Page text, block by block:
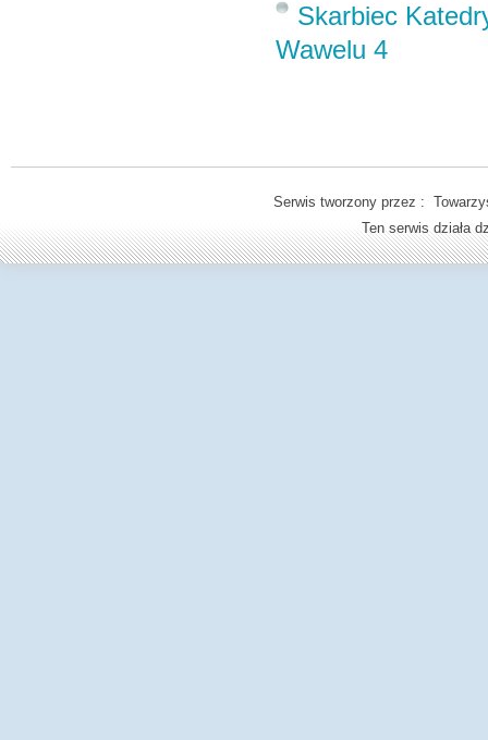
Skarbiec
Wawelu 4
Serwis tworzony przez :
Ten serwis działa